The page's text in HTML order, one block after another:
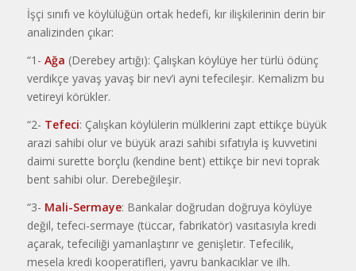
İşçi sınıfı ve köylülüğün ortak hedefi, kır ilişkilerinin derin bir
analizinden çıkar:
“1- Ağa (Derebey artığı): Çalışkan köylüye her türlü ödünç
verdikçe yavaş yavaş bir nev’i ayni tefecileşir. Kemalizm bu
vetireyi körükler.
“2- Tefeci: Çalışkan köylülerin mülklerini zapt ettikçe büyük
arazi sahibi olur ve büyük arazi sahibi sıfatıyla iş kuvvetini
daimi surette borçlu (kendine bent) ettikçe bir nevi toprak
bent sahibi olur. Derebeğileşir.
“3- Mali-Sermaye: Bankalar doğrudan doğruya köylüye
değil, tefeci-sermaye (tüccar, fabrikatör) vasıtasıyla kredi
açarak, tefeciliği yamanlaştırır ve genişletir. Tefecilik,
mesela kredi kooperatifleri, yavru bankacıklar ve ilh.